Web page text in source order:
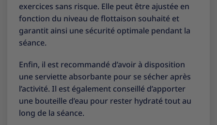
exercices sans risque. Elle peut être ajustée en
fonction du niveau de flottaison souhaité et
garantit ainsi une sécurité optimale pendant la
séance.
Enfin, il est recommandé d’avoir à disposition
une serviette absorbante pour se sécher après
l’activité. Il est également conseillé d’apporter
une bouteille d’eau pour rester hydraté tout au
long de la séance.